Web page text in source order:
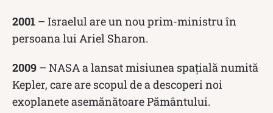
2001 – Israelul are un nou prim-ministru în
persoana lui Ariel Sharon.
2009 – NASA a lansat misiunea spațială numită
Kepler, care are scopul de a descoperi noi
exoplanete asemănătoare Pământului.